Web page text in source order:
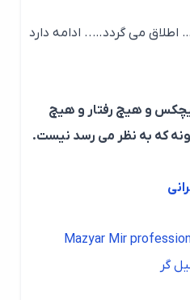
می گردد….. ادامه دارد
و هیچ رفتار و هیچ
که به نظر می رسد نیست.
Mazyar Mir